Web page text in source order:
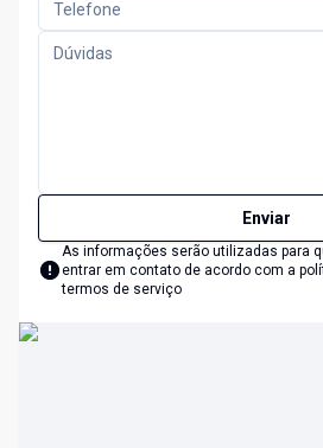
Enviar
As informações serão utilizadas para
entrar em contato de acordo com a
termos de serviço